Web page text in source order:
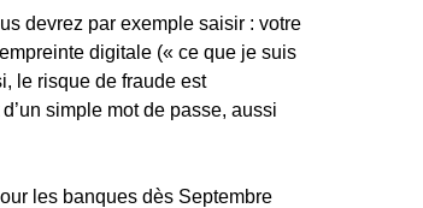
devrez par exemple saisir : votre
digitale (« ce que je suis
le risque de fraude est
simple mot de passe, aussi
les banques dès Septembre